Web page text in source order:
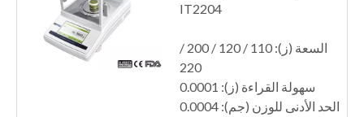
IT2204
السعة (ز): 110 / 120 / 200 /
220
سهولة القراءة (ز): 0.0001
الحد الأدنى للوزن (جم): 0.0004